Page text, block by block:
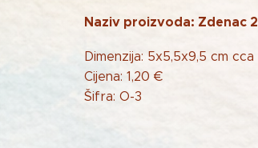
Naziv proizvoda: Zdenac 2
Dimenzija: 5x5,5x9,5 cm cca
Cijena: 1,20 €
Šifra: O-3